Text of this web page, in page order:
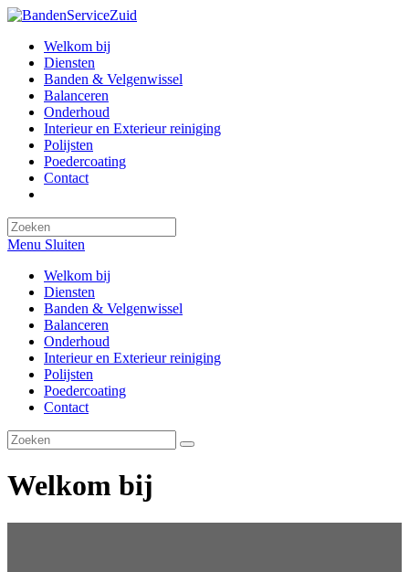
Ga
inhoudWelkom bij
Diensten
Banden & Velgenwissel
Balanceren
Onderhoud
Interieur en Exterieur reiniging
Polijsten
Poedercoating
Contact
zoeken
Menu Sluiten
Welkom bij
Diensten
Banden & Velgenwissel
Balanceren
Onderhoud
Interieur en Exterieur reiniging
Polijsten
Poedercoating
Contact
Welkom bij